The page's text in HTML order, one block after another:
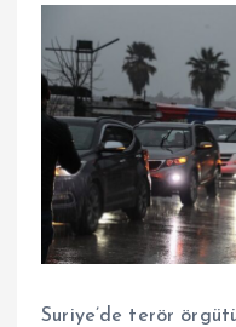
Suriye’de terör